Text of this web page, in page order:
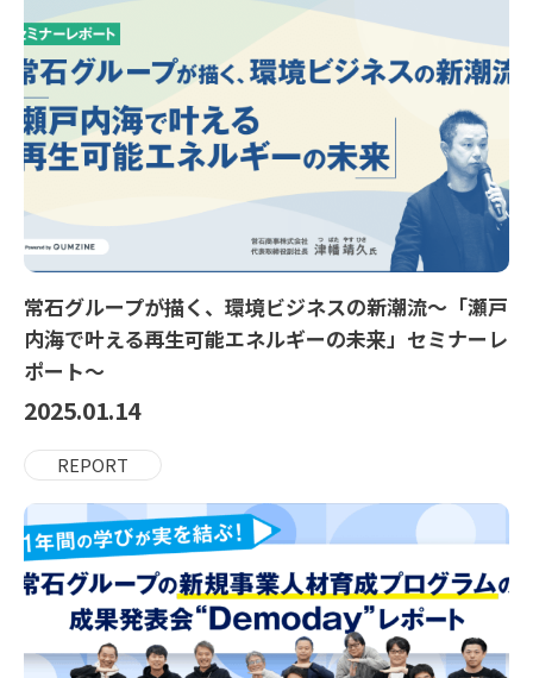
常石グループが描く、環境ビジネスの新潮流〜「瀬戸
内海で叶える再生可能エネルギーの未来」セミナーレ
ポート〜
2025.01.14
REPORT